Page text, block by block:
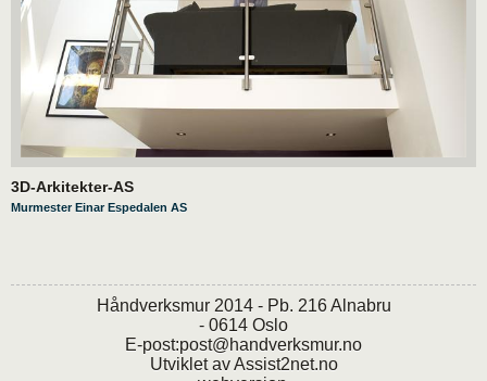
3D-Arkitekter-AS
Murmester Einar Espedalen AS
Håndverksmur 2014 - Pb. 216 Alnabru
- 0614 Oslo
E-post:post@handverksmur.no
Utviklet avAssist2net.no